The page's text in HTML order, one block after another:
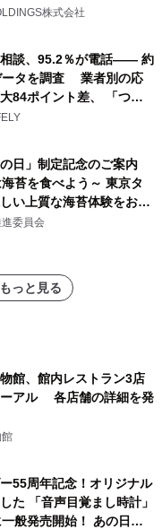
ルインクルーシブ導入
株式会社
談、95.2％が電話―― 約
ータを調査 業者別の応
84ポイント差、 「つな
も選定基準に
の日」制定記念のご案内
苔を食べよう～ 東京タ
い上質な海苔体験をお届
委員会
っと見る
館、館内レストラン3店
ーアル 各店舗の詳細を発
55周年記念！オリジナル
た 「音声目覚まし時計」
般発売開始！ あの日の